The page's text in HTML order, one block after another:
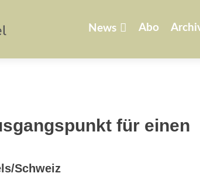
springen
News Abo
für einen
Schweiz